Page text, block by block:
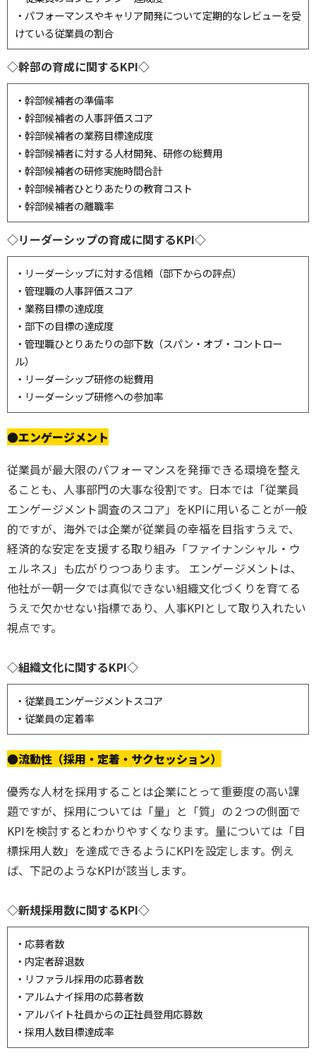
・パフォーマンスやキャリア開発について定期的なレビューを受
けている従業員の割合
◇幹部の育成に関するKPI◇
・幹部候補者の準備率
・幹部候補者の人事評価スコア
・幹部候補者の業務目標達成度
・幹部候補者に対する人材開発、研修の総費用
・幹部候補者の研修実施時間合計
・幹部候補者ひとりあたりの教育コスト
・幹部候補者の離職率
◇リーダーシップの育成に関するKPI◇
・リーダーシップに対する信頼（部下からの評点）
・管理職の人事評価スコア
・業務目標の達成度
・部下の目標の達成度
・管理職ひとりあたりの部下数（スパン・オブ・コントロー
ル）
・リーダーシップ研修の総費用
・リーダーシップ研修への参加率
●エンゲージメント
従業員が最大限のパフォーマンスを発揮できる環境を整え
ることも、人事部門の大事な役割です。 日本では「従業員
エンゲージメント調査のスコア」をKPIに用いることが一般
的ですが、海外では企業が従業員の幸福を目指すうえで、
経済的な安定を支援する取り組み「ファイナンシャル・ウ
ェルネス」も広がりつつあります。 エンゲージメントは、
他社が一朝一夕では真似できない組織文化づくりを育てる
うえで欠かせない指標であり、人事KPIとして取り入れたい
視点です。
◇組織文化に関するKPI◇
・従業員エンゲージメントスコア
・従業員の定着率
●流動性（採用・定着・サクセッション）
優秀な人材を採用することは企業にとって重要度の高い課
題ですが、採用については「量」と「質」の２つの側面で
KPIを検討するとわかりやすくなります。量については「目
標採用人数」を達成できるようにKPIを設定します。例え
ば、下記のようなKPIが該当します。
◇新規採用数に関するKPI◇
・応募者数
・内定者辞退数
・リファラル採用の応募者数
・アルムナイ採用の応募者数
・アルバイト社員からの正社員登用応募数
・採用人数目標達成率